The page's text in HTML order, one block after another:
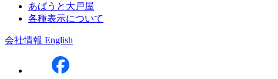
あばうと大戸屋
各種表示について
会社情報 English